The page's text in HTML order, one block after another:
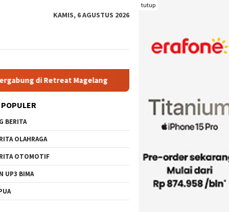
tutup
KAMIS, 6 AGUSTUS 2026
Rutan Kelas IIB Raba Bima Sambut Kunjungan
BERITA
OLAHRAGA
OTOMOTIF
UP3 BIMA